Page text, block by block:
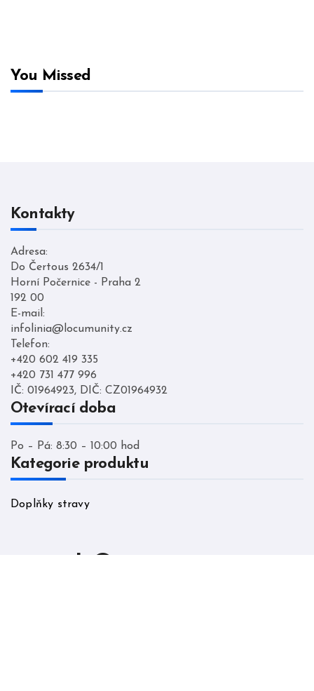
You Missed
Kontakty
Adresa:
Do Čertous 2634/1
Horní Počernice - Praha 2
192 00
E-mail:
infolinia@locumunity.cz
Telefon:
+420 602 419 335
+420 731 477 996
IČ: 01964923, DIČ: CZ01964932
Otevírací doba
Po – Pá: 8:30 – 10:00 hod
Kategorie produktu
Doplňky stravy